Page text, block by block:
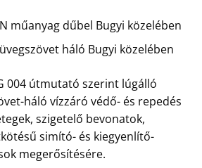
műanyag dűbel Bugyi közelében
háló Bugyi közelében
004 útmutató szerint lúgálló
háló vízzáró védő- és repedés
szigetelő bevonatok,
simító- és kiegyenlítő-
megerősítésére.